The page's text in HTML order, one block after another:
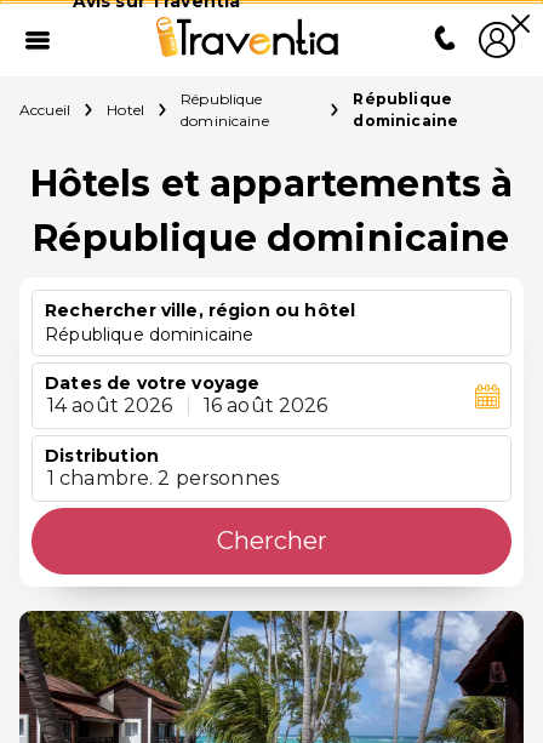
Accueil Hotel
République
dominicaine
République
dominicaine
Hôtels et appartements à
République dominicaine
Rechercher ville, région ou hôtel
République dominicaine
Dates de votre voyage
14 août 2026 16 août 2026
Distribution
1 chambre. 2 personnes
Chercher